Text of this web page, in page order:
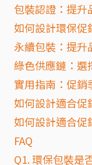
包裝認證：提升
如何設計環保促
永續包裝：提升
綠色供應鏈：選
實用指南：促銷
如何設計適合促
如何設計適合促
FAQ
Q1. 環保包裝是